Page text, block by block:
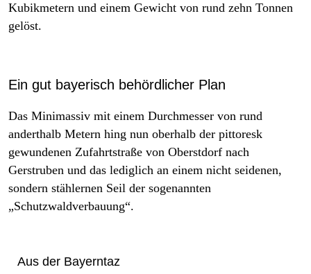
Kubikmetern und einem Gewicht von rund zehn Tonnen
gelöst.
Ein gut bayerisch behördlicher Plan
Das Minimassiv mit einem Durchmesser von rund
anderthalb Metern hing nun oberhalb der pittoresk
gewundenen Zufahrtstraße von Oberstdorf nach
Gerstruben und das lediglich an einem nicht seidenen,
sondern stählernen Seil der sogenannten
„Schutzwaldverbauung“.
Aus der Bayerntaz